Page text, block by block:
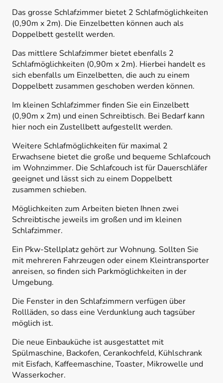
Das grosse Schlafzimmer bietet 2 Schlafmöglichkeiten
(0,90m x 2m). Die Einzelbetten können auch als
Doppelbett gestellt werden.
Das mittlere Schlafzimmer bietet ebenfalls 2
Schlafmöglichkeiten (0,90m x 2m). Hierbei handelt es
sich ebenfalls um Einzelbetten, die auch zu einem
Doppelbett zusammen geschoben werden können.
Im kleinen Schlafzimmer finden Sie ein Einzelbett
(0,90m x 2m) und einen Schreibtisch. Bei Bedarf kann
hier noch ein Zustellbett aufgestellt werden.
Weitere Schlafmöglichkeiten für maximal 2
Erwachsene bietet die große und bequeme Schlafcouch
im Wohnzimmer. Die Schlafcouch ist für Dauerschläfer
geeignet und lässt sich zu einem Doppelbett
zusammen schieben.
Möglichkeiten zum Arbeiten bieten Ihnen zwei
Schreibtische jeweils im großen und im kleinen
Schlafzimmer.
Ein Pkw-Stellplatz gehört zur Wohnung. Sollten Sie
mit mehreren Fahrzeugen oder einem Kleintransporter
anreisen, so finden sich Parkmöglichkeiten in der
Umgebung.
Die Fenster in den Schlafzimmern verfügen über
Rollläden, so dass eine Verdunklung auch tagsüber
möglich ist.
Die neue Einbauküche ist ausgestattet mit
Spülmaschine, Backofen, Cerankochfeld, Kühlschrank
mit Eisfach, Kaffeemaschine, Toaster, Mikrowelle und
Wasserkocher.